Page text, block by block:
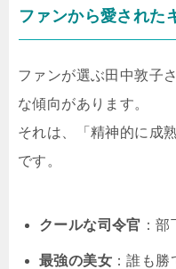
ファンから愛された
ファンが選ぶ田中敦子
な傾向があります。
それは、「精神的に成
です。
クールな司令官 ：
最強の美女 ：誰も